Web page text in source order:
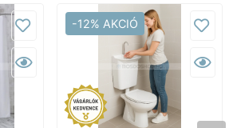
-12% AKCIÓ